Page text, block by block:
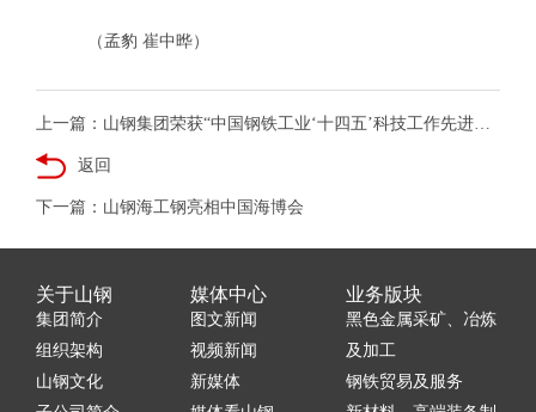
（孟豹 崔中晔）
上一篇：山钢集团荣获“中国钢铁工业‘十四五’科技工作先进单位”称号
返回
下一篇：山钢海工钢亮相中国海博会
关于山钢
集团简介
组织架构
山钢文化
媒体中心
图文新闻
视频新闻
新媒体
业务版块
黑色金属采矿、冶炼
及加工
钢铁贸易及服务